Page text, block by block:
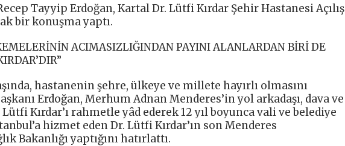
Tayyip Erdoğan, Kartal Dr. Lütfi Kırdar Şehir Hastanesi Açılış
bir konuşma yaptı.
ACIMASIZLIĞINDAN PAYINI ALANLARDAN BİRİ DE
hastanenin şehre, ülkeye ve millete hayırlı olmasını
Erdoğan, Merhum Adnan Menderes’in yol arkadaşı, dava ve
Kırdar’ı rahmetle yâd ederek 12 yıl boyunca vali ve belediye
hizmet eden Dr. Lütfi Kırdar’ın son Menderes
Bakanlığı yaptığını hatırlattı.